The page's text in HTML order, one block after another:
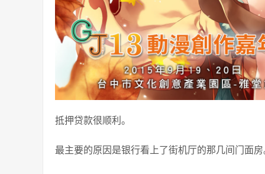
抵押贷款很顺利。
最主要的原因是银行看上了街机厅的那几间门面房